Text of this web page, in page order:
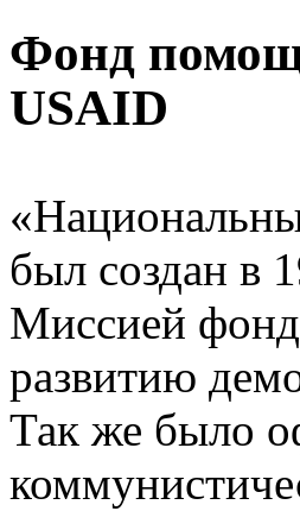
Фонд
USAID
был создан в
Миссией
развитию
Так же было